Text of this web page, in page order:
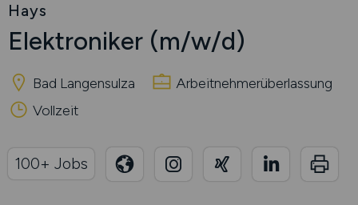
Hays
Elektroniker (m/w/d)
Bad Langensulza
Arbeitnehmerüberlassung
Vollzeit
100+ Jobs